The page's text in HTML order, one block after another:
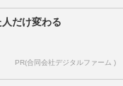
だけ変わる
PR(合同会社デジタルファーム )